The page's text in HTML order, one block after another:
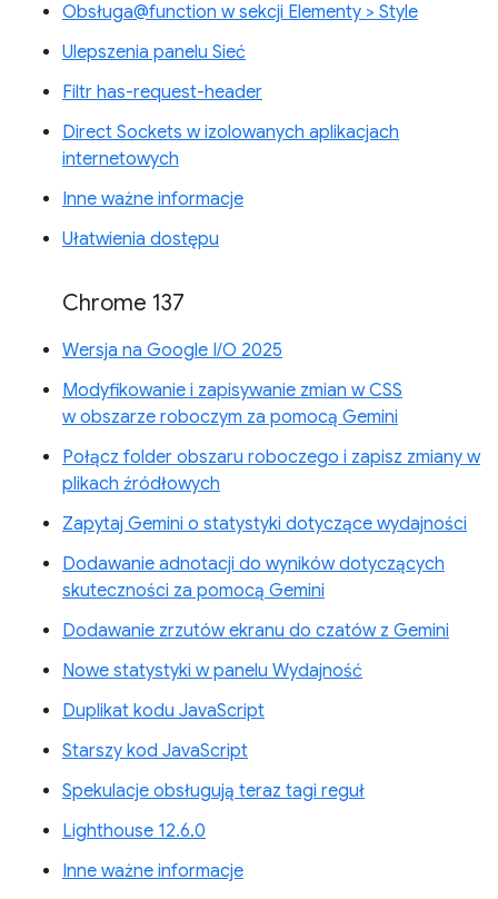
Obsługa@function w sekcji Elementy > Style
Ulepszenia panelu Sieć
Filtr has-request-header
Direct Sockets w izolowanych aplikacjach
internetowych
Inne ważne informacje
Ułatwienia dostępu
Chrome 137
Wersja na Google I/O 2025
Modyfikowanie i zapisywanie zmian w CSS
w obszarze roboczym za pomocą Gemini
Połącz folder obszaru roboczego i zapisz zmiany w
plikach źródłowych
Zapytaj Gemini o statystyki dotyczące wydajności
Dodawanie adnotacji do wyników dotyczących
skuteczności za pomocą Gemini
Dodawanie zrzutów ekranu do czatów z Gemini
Nowe statystyki w panelu Wydajność
Duplikat kodu JavaScript
Starszy kod JavaScript
Spekulacje obsługują teraz tagi reguł
Lighthouse 12.6.0
Inne ważne informacje